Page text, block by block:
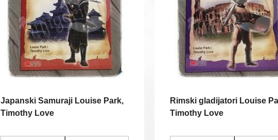
Japanski Samuraji Louise Park,
Timothy Love
Rimski gladijatori Louise
Timothy Love